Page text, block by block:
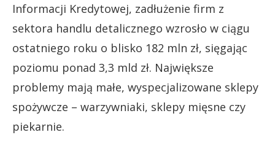
Informacji Kredytowej, zadłużenie firm z
sektora handlu detalicznego wzrosło w ciągu
ostatniego roku o blisko 182 mln zł, sięgając
poziomu ponad 3,3 mld zł. Największe
problemy mają małe, wyspecjalizowane sklepy
spożywcze – warzywniaki, sklepy mięsne czy
piekarnie.